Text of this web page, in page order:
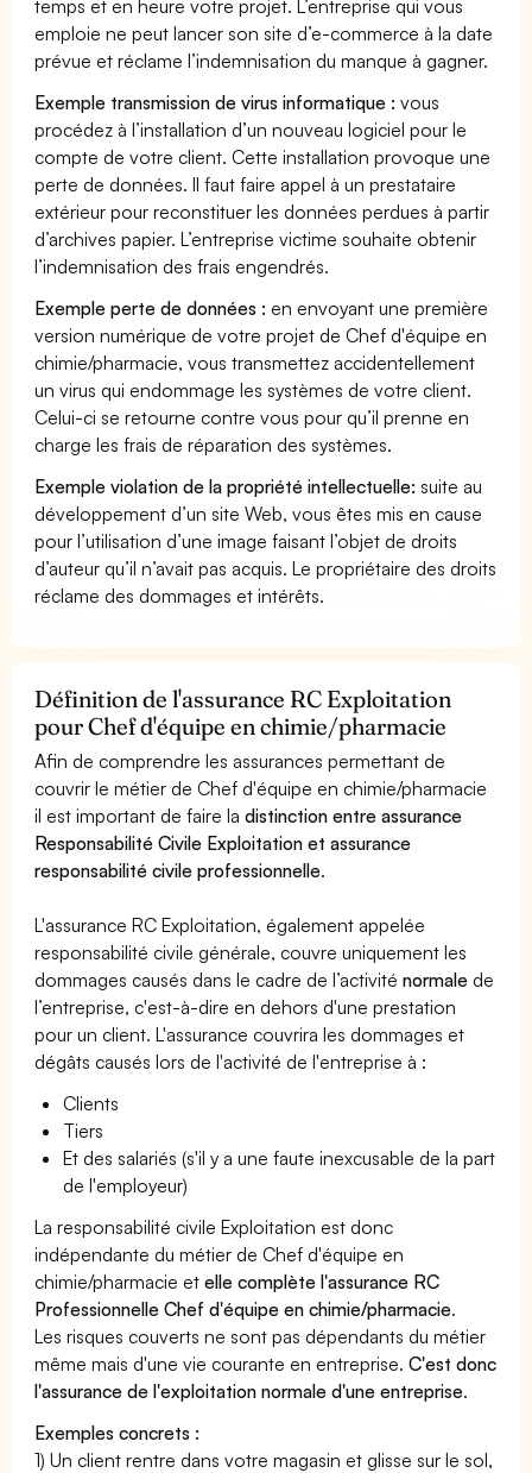
temps et en heure votre projet. L’entreprise qui vous
emploie ne peut lancer son site d’e-commerce à la date
prévue et réclame l’indemnisation du manque à gagner.
Exemple transmission de virus informatique : vous
procédez à l’installation d’un nouveau logiciel pour le
compte de votre client. Cette installation provoque une
perte de données. Il faut faire appel à un prestataire
extérieur pour reconstituer les données perdues à partir
d’archives papier. L’entreprise victime souhaite obtenir
l’indemnisation des frais engendrés.
Exemple perte de données : en envoyant une première
version numérique de votre projet de Chef d'équipe en
chimie/pharmacie, vous transmettez accidentellement
un virus qui endommage les systèmes de votre client.
Celui-ci se retourne contre vous pour qu’il prenne en
charge les frais de réparation des systèmes.
Exemple violation de la propriété intellectuelle: suite au
développement d’un site Web, vous êtes mis en cause
pour l’utilisation d’une image faisant l’objet de droits
d’auteur qu’il n’avait pas acquis. Le propriétaire des droits
réclame des dommages et intérêts.
Définition de l'assurance RC Exploitation
pour Chef d'équipe en chimie/pharmacie
Afin de comprendre les assurances permettant de
couvrir le métier de Chef d'équipe en chimie/pharmacie
il est important de faire ladistinction entre assurance
Responsabilité Civile Exploitation et assurance
responsabilité civile professionnelle.
L'assurance RC Exploitation, également appelée
responsabilité civile générale, couvre uniquement les
dommages causés dans le cadre de l’activiténormale de
l’entreprise, c'est-à-dire en dehors d'une prestation
pour un client. L'assurance couvrira les dommages et
dégâts causés lors de l'activité de l'entreprise à :
Clients
Tiers
Et des salariés (s'il y a une faute inexcusable de la part
de l'employeur)
La responsabilité civile Exploitation est donc
indépendante du métier de Chef d'équipe en
chimie/pharmacie etelle complète l'assurance RC
Professionnelle Chef d'équipe en chimie/pharmacie.
Les risques couverts ne sont pas dépendants du métier
même mais d'une vie courante en entreprise.C'est donc
l'assurance de l'exploitation normale d'une entreprise.
Exemples concrets :
1) Un client rentre dans votre magasin et glisse sur le sol,